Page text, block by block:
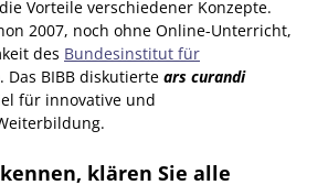
Vorteile verschiedener Konzepte.
2007, noch ohne Online-Unterricht,
des Bundesinstitut für
. Das BIBB diskutierte ars curandi
für innovative und
klären Sie alle